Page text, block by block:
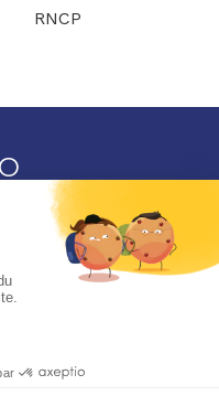
RNCP
Saint-Herblain